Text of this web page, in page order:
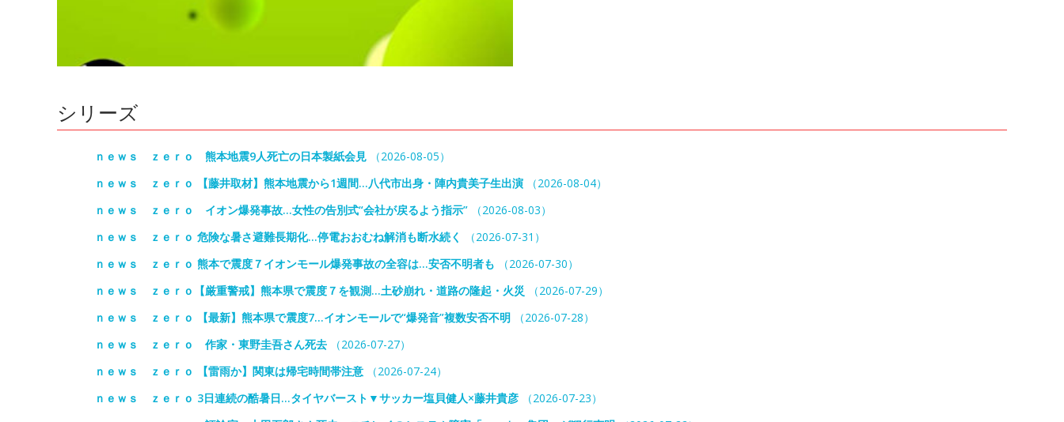
シリーズ
ｎｅｗｓ ｚｅｒｏ 熊本地震9人死亡の日本製紙会見 （2026-08-05）
ｎｅｗｓ ｚｅｒｏ 【藤井取材】熊本地震から1週間…八代市出身・陣内貴美子生出演 （2026-08-04）
ｎｅｗｓ ｚｅｒｏ イオン爆発事故…女性の告別式“会社が戻るよう指示” （2026-08-03）
ｎｅｗｓ ｚｅｒｏ 危険な暑さ避難長期化…停電おおむね解消も断水続く
（2026-07-31）
ｎｅｗｓ ｚｅｒｏ 熊本で震度７イオンモール爆発事故の全容は…安否不明者も （2026-07-30）
ｎｅｗｓ ｚｅｒｏ【厳重警戒】熊本県で震度７を観測…土砂崩れ・道路の隆起・火災
（2026-07-29）
ｎｅｗｓ ｚｅｒｏ 【最新】熊本県で震度7…イオンモールで“爆発音”複数安否不明 （2026-07-28）
ｎｅｗｓ ｚｅｒｏ 作家・東野圭吾さん死去 （2026-07-27）
ｎｅｗｓ ｚｅｒｏ 【雷雨か】関東は帰宅時間帯注意 （2026-07-24）
ｎｅｗｓ ｚｅｒｏ 3日連続の酷暑日…タイヤバースト▼サッカー塩貝健人×藤井貴彦 （2026-07-23）